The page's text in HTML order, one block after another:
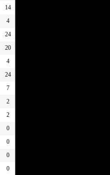
14
4
24
20
4
24
7
2
2
0
0
0
0